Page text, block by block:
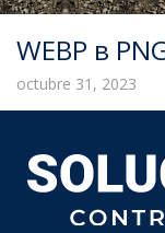
WEBP в
octubre 31, 2023